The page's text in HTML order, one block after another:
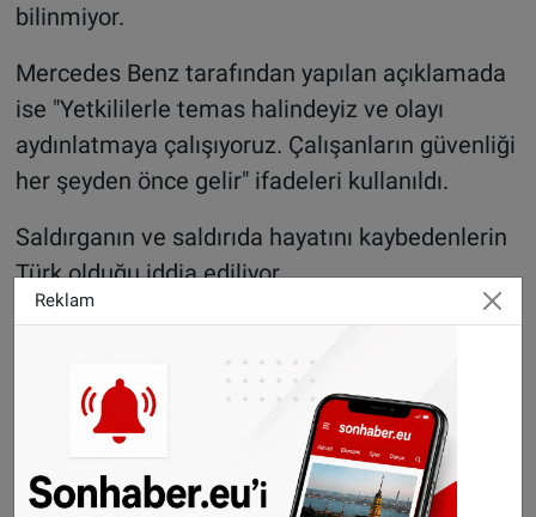
bilinmiyor.
Mercedes Benz tarafından yapılan açıklamada
ise "Yetkililerle temas halindeyiz ve olayı
aydınlatmaya çalışıyoruz. Çalışanların güvenliği
her şeyden önce gelir" ifadeleri kullanıldı.
Saldırganın ve saldırıda hayatını kaybedenlerin
Türk olduğu iddia ediliyor.
Kaynak: İHA
Haberlerimizi
gram hesabımızdan
edebilirsiniz.
WhatsAppta ücretsiz bültenimize abone olun,
Reklam